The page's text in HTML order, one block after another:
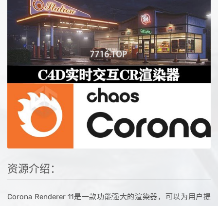
资源介绍：
Corona Renderer 11是一款功能强大的渲染器，可以为用户提